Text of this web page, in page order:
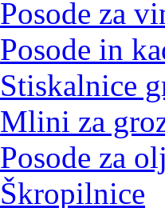
Posode za
Posode in
Stiskalnice
Mlini za
Posode za
Škropilnice